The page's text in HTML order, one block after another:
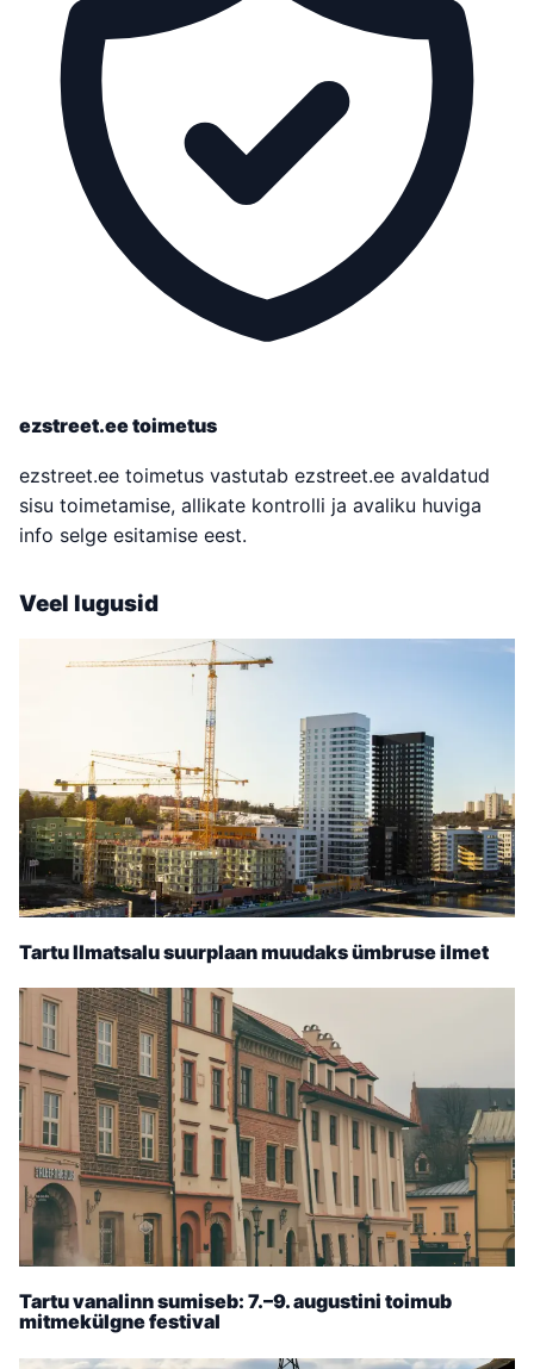
ezstreet.ee toimetus
ezstreet.ee toimetus vastutab ezstreet.ee avaldatud
sisu toimetamise, allikate kontrolli ja avaliku huviga
info selge esitamise eest.
Veel lugusid
Tartu Ilmatsalu suurplaan muudaks ümbruse ilmet
Tartu vanalinn sumiseb: 7.–9. augustini toimub
mitmekülgne festival